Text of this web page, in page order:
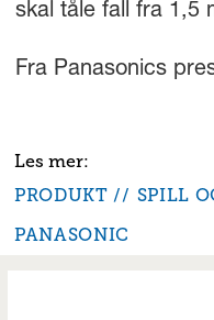
skal tåle fall fra 1,5
Fra Panasonics
PRODUKT SPILL
PANASONIC